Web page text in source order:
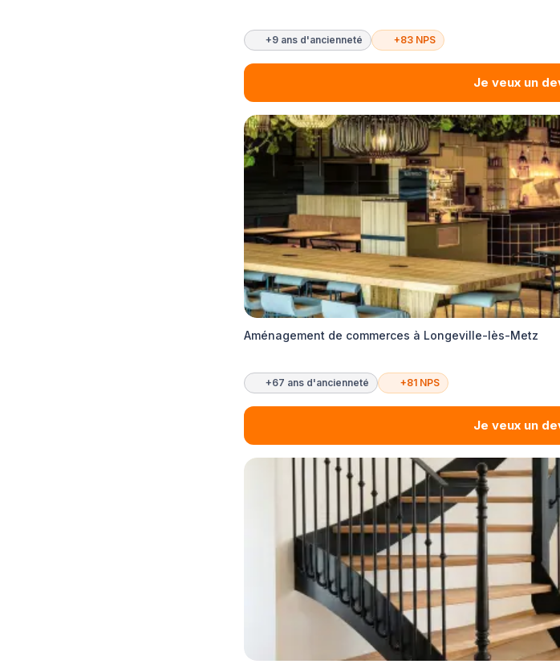
+9 ans d'ancienneté +83 NPS
Je veux un
Aménagement de commerces à Longeville-lès-Metz
+67 ans d'ancienneté +81 NPS
Je veux un